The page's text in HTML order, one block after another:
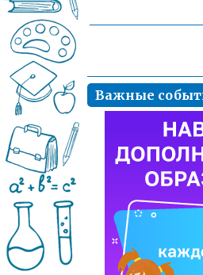
Важные